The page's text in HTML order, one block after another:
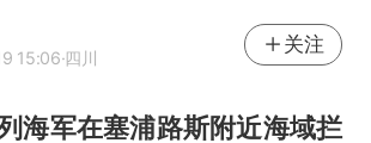
15:06·四川
关注
海军在塞浦路斯附近海域拦